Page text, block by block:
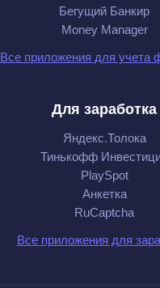
Бегущий Банкир
Money Manager
Все приложения для учета
Для заработка
Яндекс.Толока
Тинькофф
PlaySpot
Анкетка
RuCaptcha
Все приложения для